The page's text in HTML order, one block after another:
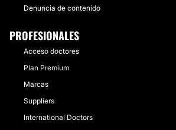
Denuncia de contenido
PROFESIONALES
Acceso doctores
Plan Premium
Marcas
Suppliers
International Doctors